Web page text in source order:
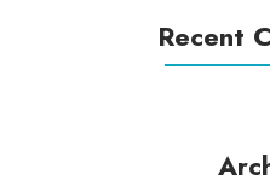
Recent